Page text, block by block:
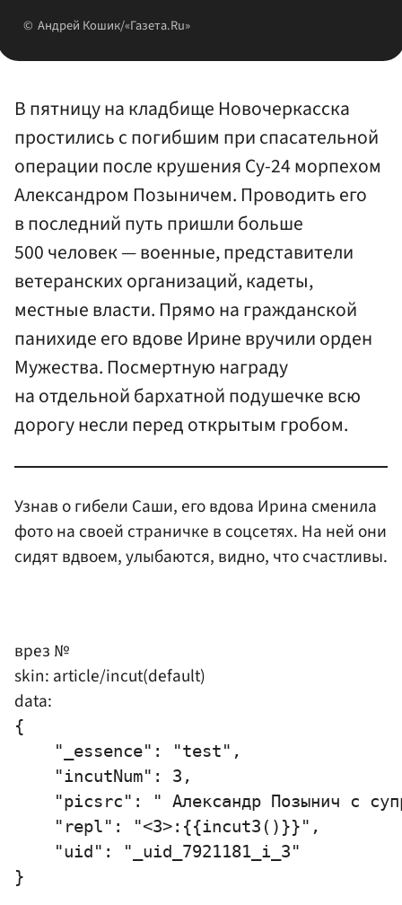
Андрей Кошик/«Газета.Ru»
В пятницу на кладбище Новочеркасска
простились с погибшим при спасательной
операции после крушения Су-24 морпехом
Александром Позыничем. Проводить его
в последний путь пришли больше
500 человек — военные, представители
ветеранских организаций, кадеты,
местные власти. Прямо на гражданской
панихиде его вдове Ирине вручили орден
Мужества. Посмертную награду
на отдельной бархатной подушечке всю
дорогу несли перед открытым гробом.
Узнав о гибели Саши, его вдова Ирина сменила
фото на своей страничке в соцсетях. На ней они
сидят вдвоем, улыбаются, видно, что счастливы.
врез №
skin: article/incut(default)
data:
{
    "_essence": "test",
    "incutNum": 3,
"picsrc": " Александр Позынич с
    "repl": "<3>:{{incut3()}}",
    "uid": "_uid_7921181_i_3"